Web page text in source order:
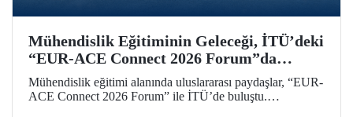
Mühendislik Eğitiminin Geleceği, İTÜ’deki
“EUR-ACE Connect 2026 Forum”da
Konuşuldu
Mühendislik eğitimi alanında uluslararası paydaşlar, “EUR-
ACE Connect 2026 Forum” ile İTÜ’de buluştu.